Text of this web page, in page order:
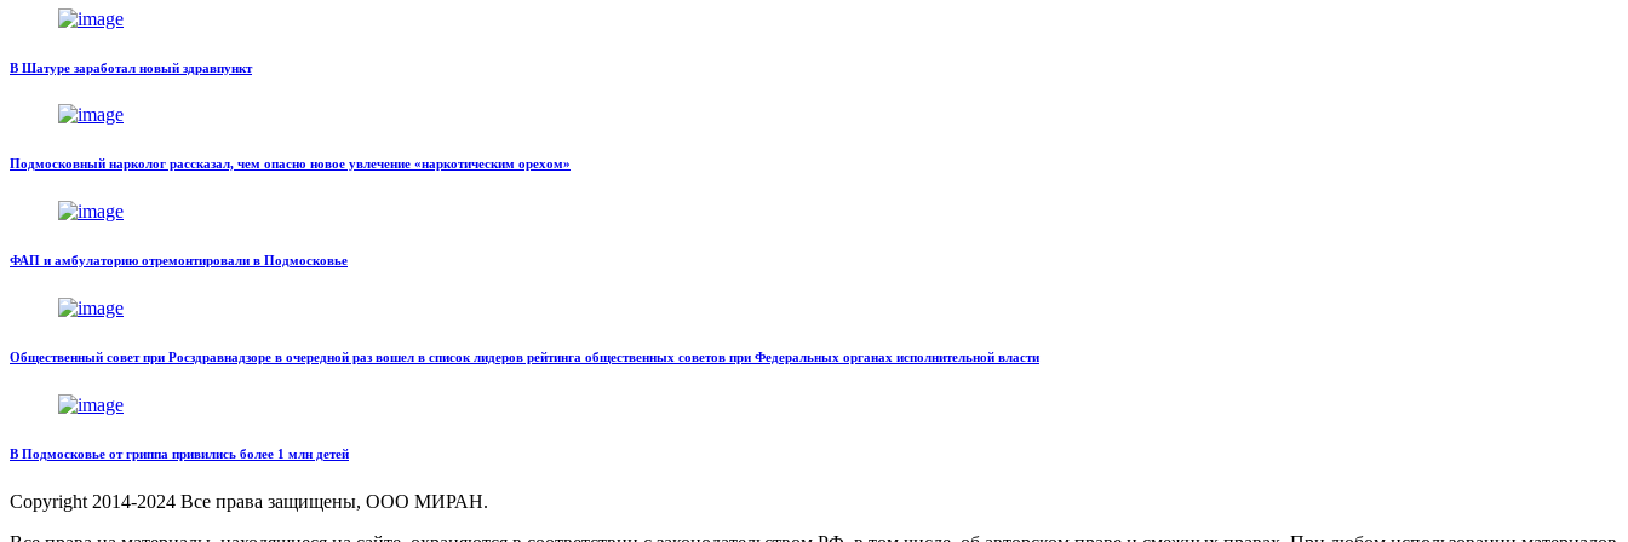
В Шатуре заработал новый здравпункт
Подмосковный нарколог рассказал, чем опасно новое увлечение «наркотическим орехом»
ФАП и амбулаторию отремонтировали в Подмосковье
Общественный совет при Росздравнадзоре в очередной раз вошел в список лидеров рейтинга общественных советов при Федеральных органах исполнительной власти
В Подмосковье от гриппа привились более 1 млн детей
Copyright 2014-2024 Все права защищены, ООО МИРАН.